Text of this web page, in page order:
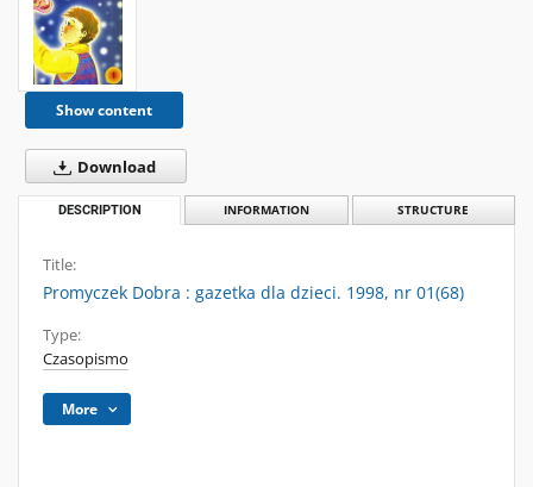
Show content
Download
DESCRIPTION INFORMATION STRUCTURE
Title:
Promyczek Dobra : gazetka dla dzieci. 1998, nr 01(68)
Type:
Czasopismo
More